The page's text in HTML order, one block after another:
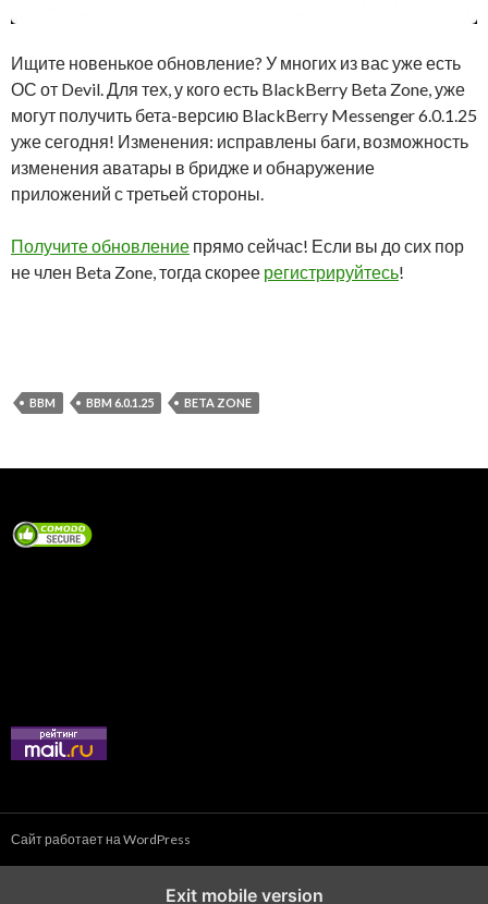
Ищите новенькое обновление? У многих из вас уже есть
ОС от Devil. Для тех, у кого есть BlackBerry Beta Zone, уже
могут получить бета-версию BlackBerry Messenger 6.0.1.25
уже сегодня! Изменения: исправлены баги, возможность
изменения аватары в бридже и обнаружение
приложений с третьей стороны.
Получите обновление прямо сейчас! Если вы до сих пор
не член Beta Zone, тогда скорее регистрируйтесь!
BBM BBM 6.0.1.25 BETA ZONE
Сайт работает на WordPress
Exit mobile version